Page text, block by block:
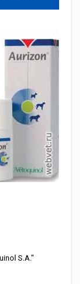
S.A."